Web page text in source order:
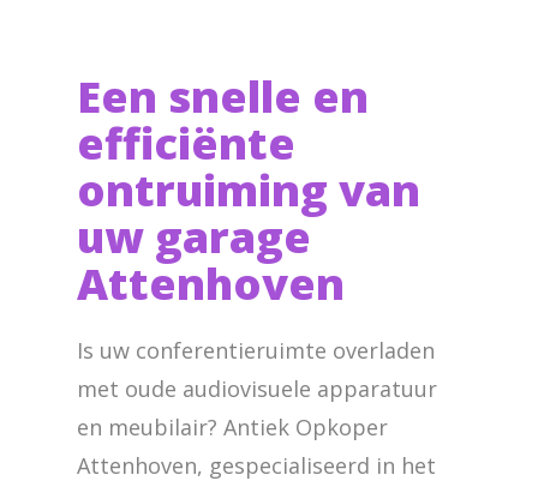
Een snelle en
efficiënte
ontruiming van
uw garage
Attenhoven
Is uw conferentieruimte overladen
met oude audiovisuele apparatuur
en meubilair? Antiek Opkoper
Attenhoven, gespecialiseerd in het